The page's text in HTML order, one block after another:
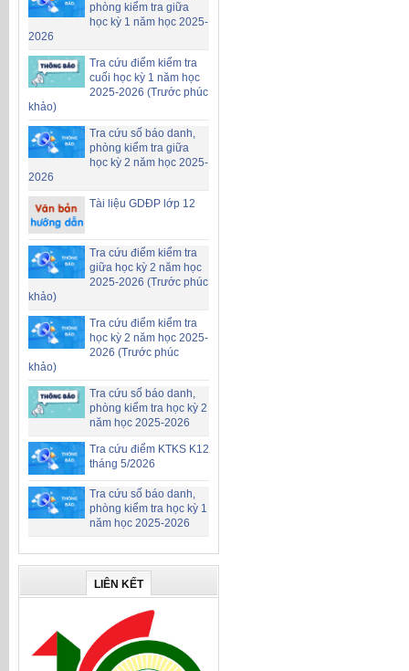
phòng kiểm tra giữa
học kỳ 1 năm học 2025-
2026
Tra cứu điểm kiểm tra
cuối học kỳ 1 năm học
2025-2026 (Trước phúc
khảo)
Tra cứu số báo danh,
phòng kiểm tra giữa
học kỳ 2 năm học 2025-
2026
Tài liệu GDĐP lớp 12
Tra cứu điểm kiểm tra
giữa học kỳ 2 năm học
2025-2026 (Trước phúc
khảo)
Tra cứu điểm kiểm tra
học kỳ 2 năm học 2025-
2026 (Trước phúc
khảo)
Tra cứu số báo danh,
phòng kiểm tra học kỳ 2
năm học 2025-2026
Tra cứu điểm KTKS K12
tháng 5/2026
Tra cứu số báo danh,
phòng kiểm tra học kỳ 1
năm học 2025-2026
LIÊN KẾT